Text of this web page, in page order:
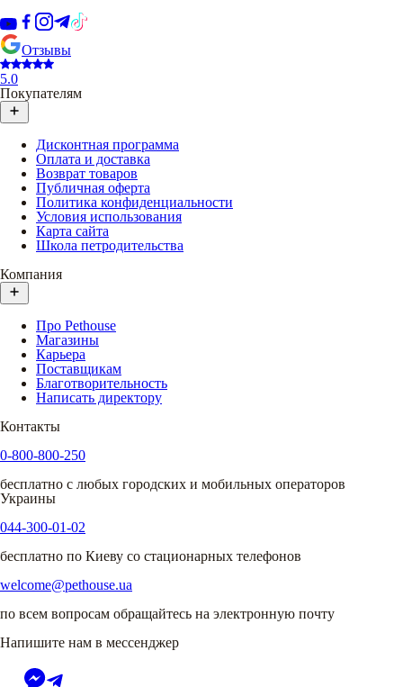
Отзывы
5.0
Покупателям
Дисконтная программа
Оплата и доставка
Возврат товаров
Публичная оферта
Политика конфиденциальности
Условия использования
Карта сайта
Школа петродительства
Компания
Про Pethouse
Магазины
Карьера
Поставщикам
Благотворительность
Написать директору
Контакты
0-800-800-250
бесплатно с любых городских и мобильных операторов
Украины
044-300-01-02
бесплатно по Киеву со стационарных телефонов
welcome@pethouse.ua
по всем вопросам обращайтесь на электронную почту
Напишите нам в мессенджер